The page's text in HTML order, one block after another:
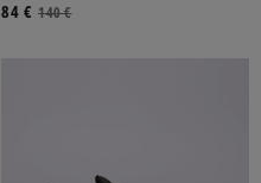
140 €
84 €